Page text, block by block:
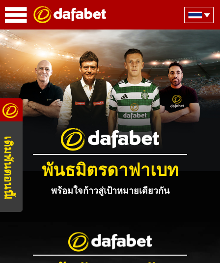
พันธมิตรดาฟาเบท
พร้อมใจก้าวสู่เป้าหมายเดียวกัน
เดิมพันตอนนี้!